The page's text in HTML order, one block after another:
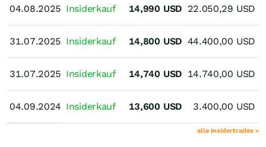
04.08.2025
31.07.2025
31.07.2025
04.09.2024
04.08.2025 Insiderkauf 14,990 USD 22.050,29 USD
31.07.2025 Insiderkauf 14,800 USD 44.400,00 USD
31.07.2025 Insiderkauf 14,740 USD 14.740,00 USD
04.09.2024 Insiderkauf 13,600 USD 3.400,00 USD
alle Insidertrades »